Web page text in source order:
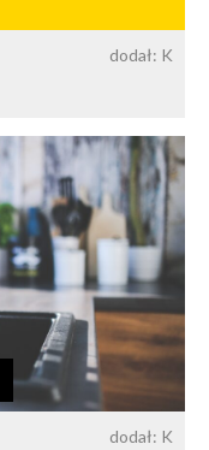
dodał: K
dodał: K